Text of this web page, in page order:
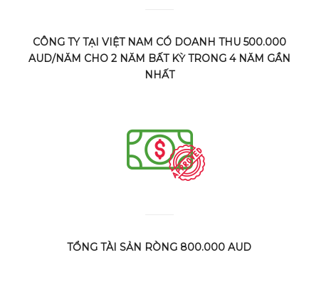
CÔNG TY TẠI VIỆT NAM CÓ DOANH THU 500.000
AUD/NĂM CHO 2 NĂM BẤT KỲ TRONG 4 NĂM GẦN
NHẤT
TỔNG TÀI SẢN RÒNG 800.000 AUD